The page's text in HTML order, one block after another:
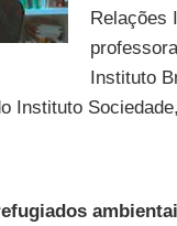
Relações
Instituto
Instituto